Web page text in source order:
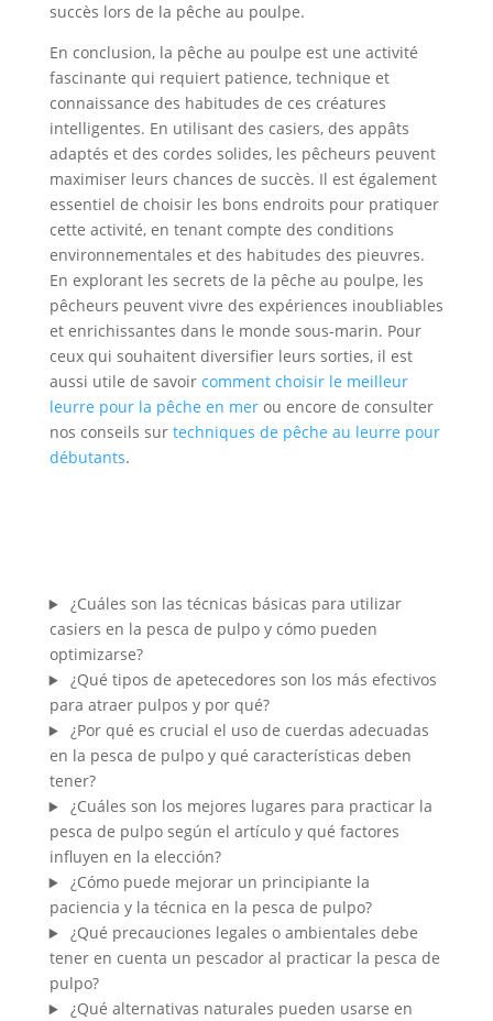
succès lors de la pêche au poulpe.
En conclusion, la pêche au poulpe est une activité
fascinante qui requiert patience, technique et
connaissance des habitudes de ces créatures
intelligentes. En utilisant des casiers, des appâts
adaptés et des cordes solides, les pêcheurs peuvent
maximiser leurs chances de succès. Il est également
essentiel de choisir les bons endroits pour pratiquer
cette activité, en tenant compte des conditions
environnementales et des habitudes des pieuvres.
En explorant les secrets de la pêche au poulpe, les
pêcheurs peuvent vivre des expériences inoubliables
et enrichissantes dans le monde sous-marin. Pour
ceux qui souhaitent diversifier leurs sorties, il est
aussi utile de savoir comment choisir le meilleur
leurre pour la pêche en merou encore de consulter
nos conseils sur techniques de pêche au leurre pour
débutants.
¿Cuáles son las técnicas básicas para utilizar
casiers en la pesca de pulpo y cómo pueden
optimizarse?
¿Qué tipos de apetecedores son los más efectivos
para atraer pulpos y por qué?
¿Por qué es crucial el uso de cuerdas adecuadas
en la pesca de pulpo y qué características deben
tener?
¿Cuáles son los mejores lugares para practicar la
pesca de pulpo según el artículo y qué factores
influyen en la elección?
¿Cómo puede mejorar un principiante la
paciencia y la técnica en la pesca de pulpo?
¿Qué precauciones legales o ambientales debe
tener en cuenta un pescador al practicar la pesca de
pulpo?
¿Qué alternativas naturales pueden usarse en